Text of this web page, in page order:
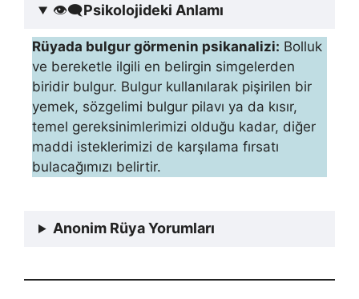
👁‍🗨Psikolojideki Anlamı
Rüyada bulgur görmenin psikanalizi: Bolluk
ve bereketle ilgili en belirgin simgelerden
biridir bulgur. Bulgur kullanılarak pişirilen bir
yemek, sözgelimi bulgur pila­vı ya da kısır,
temel gereksinimlerimizi olduğu kadar, diğer
mad­di isteklerimizi de karşılama fırsatı
bulacağımızı belirtir.
Anonim Rüya Yorumları